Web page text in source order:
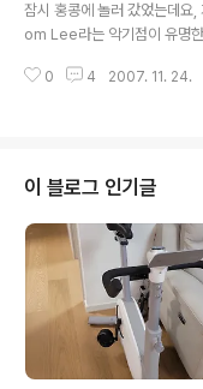
잠시 홍콩에 놀러 갔었는데요
om Lee라는 악기점이 유명
화가인 "침사추이"의 카메론
네요. 문제는, 뭔가 궁금해서
르겠다고 한다는거... -_- 사
이 앰프에 물려 테스트를 할
앰프가 있네요. 매장에 걸려
부 테스트용이라 그런지 상
요. 일본의 악기점들..
0 4 2007. 11. 24.
이 블로그 인기글